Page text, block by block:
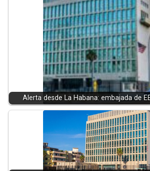
Alerta desde La Habana: embajada de